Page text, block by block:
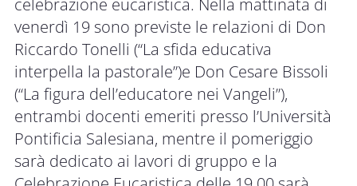
celebrazione eucaristica. Nella mattinata di
venerdì 19 sono previste le relazioni di Don
Riccardo Tonelli (“La sfida educativa
interpella la pastorale”)e Don Cesare Bissoli
(“La figura dell’educatore nei Vangeli”),
entrambi docenti emeriti presso l’Università
Pontificia Salesiana, mentre il pomeriggio
sarà dedicato ai lavori di gruppo e la